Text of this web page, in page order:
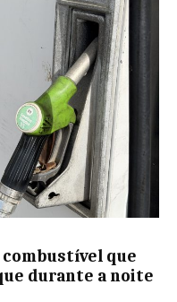
que
durante a noite